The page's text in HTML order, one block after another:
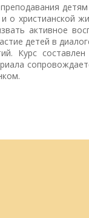
о христианской
активное
детей в
Курс